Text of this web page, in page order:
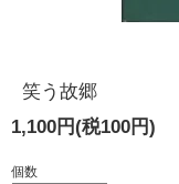
笑う故郷
1,100円(税100円)
個数